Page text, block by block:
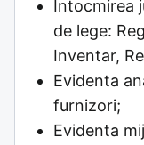
Intocmirea
de lege:
Inventar,
Evidenta
furnizori;
Evidenta